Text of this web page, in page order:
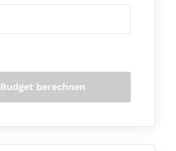
Budget berechnen